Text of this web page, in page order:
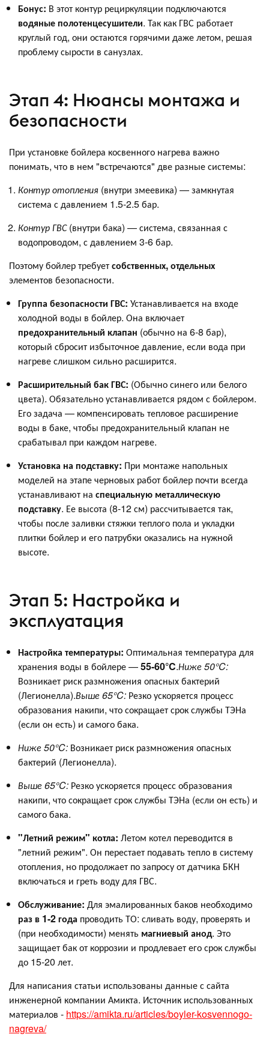
Бонус: В этот контур рециркуляции подключаются
водяные полотенцесушители. Так как ГВС работает
круглый год, они остаются горячими даже летом, решая
проблему сырости в санузлах.
Этап 4: Нюансы монтажа и
безопасности
При установке бойлера косвенного нагрева важно
понимать, что в нем "встречаются" две разные системы:
Контур отопления (внутри змеевика) — замкнутая
система с давлением 1.5-2.5 бар.
Контур ГВС(внутри бака) — система, связанная с
водопроводом, с давлением 3-6 бар.
Поэтому бойлер требуетсобственных, отдельных
элементов безопасности.
Группа безопасности ГВС: Устанавливается на входе
холодной воды в бойлер. Она включает
предохранительный клапан (обычно на 6-8 бар),
который сбросит избыточное давление, если вода при
нагреве слишком сильно расширится.
Расширительный бак ГВС: (Обычно синего или белого
цвета). Обязательно устанавливается рядом с бойлером.
Его задача — компенсировать тепловое расширение
воды в баке, чтобы предохранительный клапан не
срабатывал при каждом нагреве.
Установка на подставку: При монтаже напольных
моделей на этапе черновых работ бойлер почти всегда
устанавливают на специальную металлическую
подставку. Ее высота (8-12 см) рассчитывается так,
чтобы после заливки стяжки теплого пола и укладки
плитки бойлер и его патрубки оказались на нужной
высоте.
Этап 5: Настройка и
эксплуатация
Настройка температуры: Оптимальная температура для
хранения воды в бойлере —55-60°C.Ниже 50°C:
Возникает риск размножения опасных бактерий
(Легионелла).Выше 65°C: Резко ускоряется процесс
образования накипи, что сокращает срок службы ТЭНа
(если он есть) и самого бака.
Ниже 50°C: Возникает риск размножения опасных
бактерий (Легионелла).
Выше 65°C: Резко ускоряется процесс образования
накипи, что сокращает срок службы ТЭНа (если он есть) и
самого бака.
"Летний режим" котла: Летом котел переводится в
"летний режим". Он перестает подавать тепло в систему
отопления, но продолжает по запросу от датчика БКН
включаться и греть воду для ГВС.
Обслуживание: Для эмалированных баков необходимо
раз в 1-2 года проводить ТО: сливать воду, проверять и
(при необходимости) менять магниевый анод. Это
защищает бак от коррозии и продлевает его срок службы
до 15-20 лет.
Для написания статьи использованы данные с сайта
инженерной компании Амикта. Источник использованных
материалов - https://amikta.ru/articles/boyler-kosvennogo-
nagreva/